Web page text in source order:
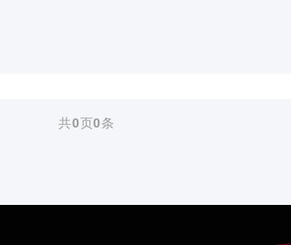
共0页0条